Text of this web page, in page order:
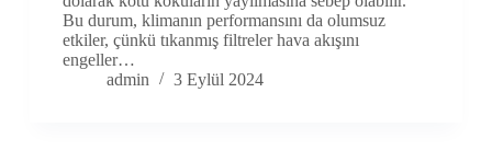
Bu durum, klimanın performansını da olumsuz
etkiler, çünkü tıkanmış filtreler hava akışını
engeller…
admin
3 Eylül 2024